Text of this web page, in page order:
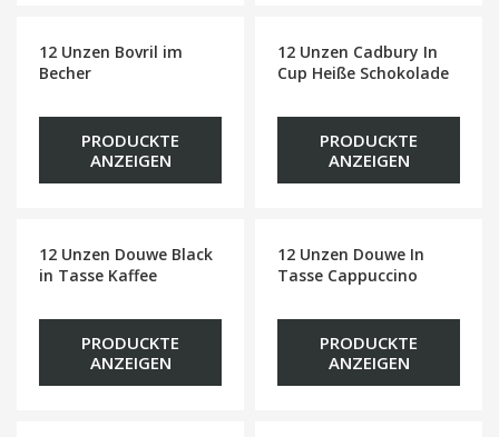
12 Unzen Bovril im
Becher
PRODUCKTE
ANZEIGEN
12 Unzen Cadbury In
Cup Heiße Schokolade
PRODUCKTE
ANZEIGEN
12 Unzen Douwe Black
in Tasse Kaffee
PRODUCKTE
ANZEIGEN
12 Unzen Douwe In
Tasse Cappuccino
PRODUCKTE
ANZEIGEN